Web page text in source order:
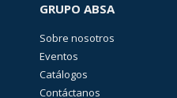
GRUPO ABSA
Sobre nosotros
Eventos
Catálogos
Contáctanos